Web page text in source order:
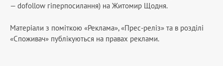
— dofollow гіперпосилання) на Житомир Щодня.
Матеріали з поміткою «Реклама», «Прес-реліз» та в розділі
«Споживач» публікуються на правах реклами.